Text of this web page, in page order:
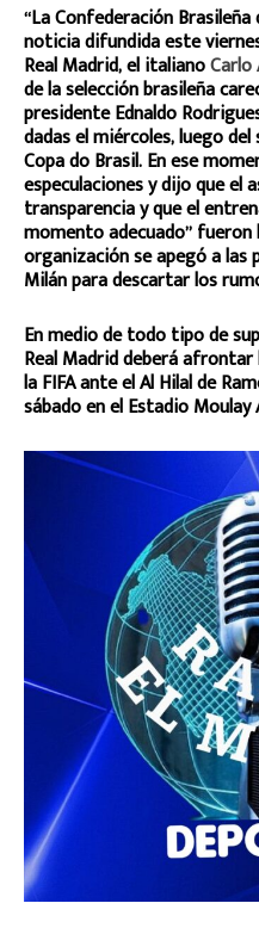
“La Confederación
noticia difundida este
Real Madrid, el italiano
de la selección brasileña
presidente Ednaldo
dadas el miércoles, luego
Copa do Brasil. En ese
especulaciones y dijo que el
transparencia y que el
momento adecuado” fueron
organización se apegó a las
Milán para descartar los
En medio de todo tipo de
Real Madrid deberá afrontar
la FIFA ante el Al Hilal de
sábado en el Estadio